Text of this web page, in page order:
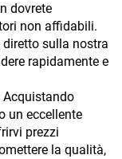
dovrete
non affidabili.
diretto sulla nostra
rapidamente e
Acquistando
un eccellente
prezzi
la qualità,